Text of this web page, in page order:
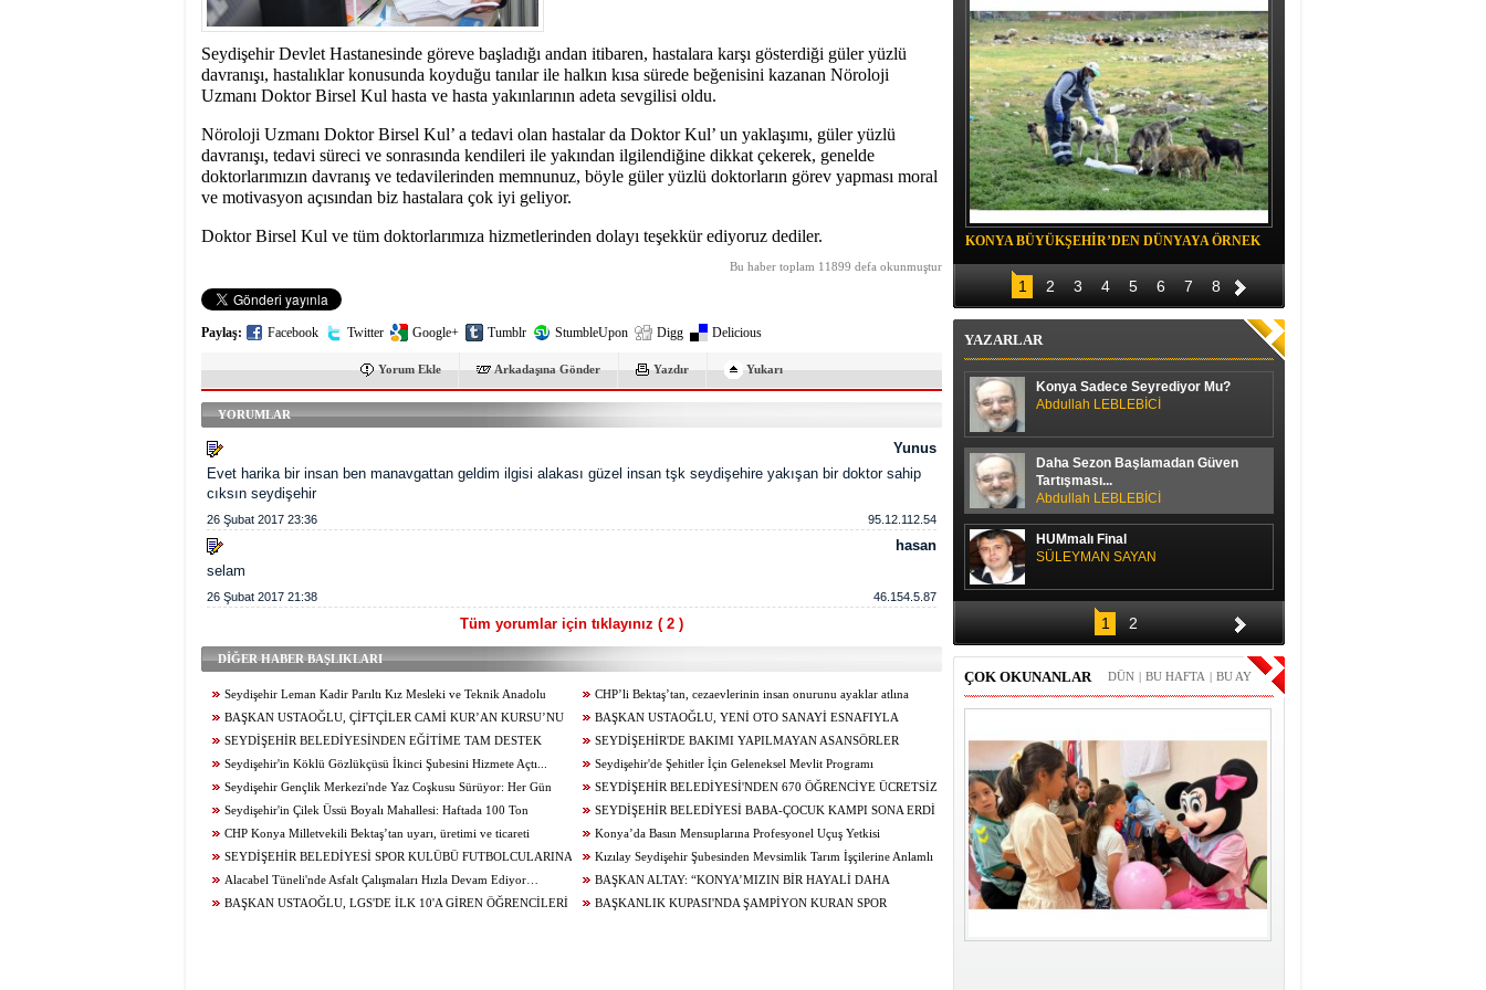
10:00- SEYDİŞEHİR BELEDİYESİ SPOR KULÜBÜ FUTBOLCULARINA
BAŞAKŞEHİR ‘DEN DAVET
Seydişehir Devlet Hastanesinde göreve başladığı andan itibaren, hastalara karşı gösterdiği güler yüzlü
davranışı, hastalıklar konusunda koyduğu tanılar ile halkın kısa sürede beğenisini kazanan Nöroloji
Uzmanı Doktor Birsel Kul hasta ve hasta yakınlarının adeta sevgilisi oldu.
Nöroloji Uzmanı Doktor Birsel Kul’ a tedavi olan hastalar da Doktor Kul’ un yaklaşımı, güler yüzlü
davranışı, tedavi süreci ve sonrasında kendileri ile yakından ilgilendiğine dikkat çekerek, genelde
doktorlarımızın davranış ve tedavilerinden memnunuz, böyle güler yüzlü doktorların görev yapması moral
ve motivasyon açısından biz hastalara çok iyi geliyor.
Doktor Birsel Kul ve tüm doktorlarımıza hizmetlerinden dolayı teşekkür ediyoruz dediler.
Bu haber toplam 11899 defa okunmuştur
Paylaş: Facebook Twitter Google+ Tumblr StumbleUpon Digg Delicious
Yorum Ekle Arkadaşına Gönder Yazdır Yukarı
YORUMLAR
Yunus
Evet harika bir insan ben manavgattan geldim ilgisi alakası güzel insan tşk seydişehire yakışan bir doktor sahip
cıksın seydişehir
26 Şubat 2017 23:36 95.12.112.54
hasan
selam
26 Şubat 2017 21:38 46.154.5.87
Tüm yorumlar için tıklayınız ( 2 )
DİĞER HABER BAŞLIKLARI
Seydişehir Leman Kadir Parıltı Kız Mesleki ve Teknik Anadolu
Lisesi Öğrencileri Erasmus+ ile Avrupa’ya Açılıyor
CHP’li Bektaş’tan, cezaevlerinin insan onurunu ayaklar atlına
alınan mekânlara dönüşmesine tepki
BAŞKAN USTAOĞLU, ÇİFTÇİLER CAMİ KUR’AN KURSU’NU
ZİYARET ETTİ
BAŞKAN USTAOĞLU, YENİ OTO SANAYİ ESNAFIYLA
KAHVALTIDA BULUŞTU
SEYDİŞEHİR BELEDİYESİNDEN EĞİTİME TAM DESTEK
SEYDİŞEHİR'DE BAKIMI YAPILMAYAN ASANSÖRLER
MÜHÜRLENDİ
Seydişehir'in Köklü Gözlükçüsü İkinci Şubesini Hizmete Açtı...
Seydişehir'de Şehitler İçin Geleneksel Mevlit Programı
Düzenlendi...
Seydişehir Gençlik Merkezi'nde Yaz Coşkusu Sürüyor: Her Gün
Yeni Bir Etkinlik, Her Gün Yeni Bir Heyecan...
SEYDİŞEHİR BELEDİYESİ'NDEN 670 ÖĞRENCİYE ÜCRETSİZ
TERCİH DANIŞMANLIĞI
Seydişehir'in Çilek Üssü Boyalı Mahallesi: Haftada 100 Ton
Üretim...
SEYDİŞEHİR BELEDİYESİ BABA-ÇOCUK KAMPI SONA ERDİ
CHP Konya Milletvekili Bektaş’tan uyarı, üretimi ve ticareti
canlandıracak adımlar gecikmeden atılmalıdır
Konya’da Basın Mensuplarına Profesyonel Uçuş Yetkisi
SEYDİŞEHİR BELEDİYESİ SPOR KULÜBÜ FUTBOLCULARINA
BAŞAKŞEHİR ‘DEN DAVET
Kızılay Seydişehir Şubesinden Mevsimlik Tarım İşçilerine Anlamlı
Ziyaret
Alacabel Tüneli'nde Asfalt Çalışmaları Hızla Devam Ediyor…
BAŞKAN ALTAY: “KONYA’MIZIN BİR HAYALİ DAHA
GERÇEKLEŞİYOR. AĞIR BAKIM'DA BÜYÜK TAŞINMA BAŞLADI”
BAŞKAN USTAOĞLU, LGS'DE İLK 10'A GİREN ÖĞRENCİLERİ
BAŞKANLIK KUPASI'NDA ŞAMPİYON KURAN SPOR
KONYA BÜYÜKŞEHİR’DEN DÜNYAYA ÖRNEK
PROJE
1 2 3 4 5 6 7 8
YAZARLAR
Konya Sadece Seyrediyor Mu?
Abdullah LEBLEBİCİ
Daha Sezon Başlamadan Güven
Tartışması...
Abdullah LEBLEBİCİ
HUMmalı Final
SÜLEYMAN SAYAN
SPOR SOHBETİ
H. Yüksel GÜLAY
1 2
ÇOK OKUNANLAR BU AY
|
BU HAFTA
|
DÜN